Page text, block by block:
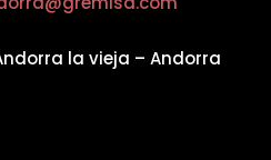
la vieja – Andorra